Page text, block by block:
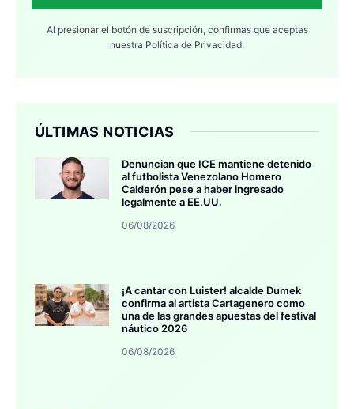
Al presionar el botón de suscripción, confirmas que aceptas
nuestra Política de Privacidad.
ÚLTIMAS NOTICIAS
Denuncian que ICE mantiene detenido
al futbolista Venezolano Homero
Calderón pese a haber ingresado
legalmente a EE.UU.
06/08/2026
¡A cantar con Luister! alcalde Dumek
confirma al artista Cartagenero como
una de las grandes apuestas del festival
náutico 2026
06/08/2026